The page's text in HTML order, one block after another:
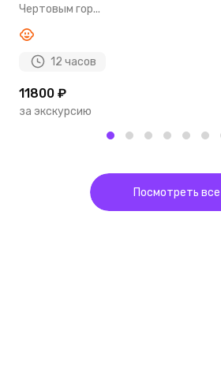
Чертовым гор...
12 часов
11800 ₽
за экскурсию
Посмотреть все